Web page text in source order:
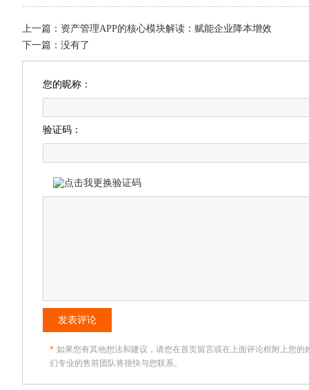
上一篇： 资产管理APP的核心模块解读：赋能企业降本增效
下一篇：没有了
您的昵称：
验证码：
发表评论
* 如果您有其他想法和建议，请您在首页留言或在上面评论框附上您的
们专业的售前团队将很快与您联系。